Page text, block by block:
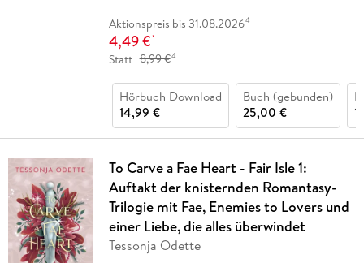
Aktionspreis bis 31.08.20264
4,49 €*
Statt 8,99 €4
Hörbuch Download
14,99 €
Buch (gebunden)
25,00 €
To Carve a Fae Heart - Fair Isle 1:
Auftakt der knisternden Romantasy-
Trilogie mit Fae, Enemies to Lovers und
einer Liebe, die alles überwindet
Tessonja Odette